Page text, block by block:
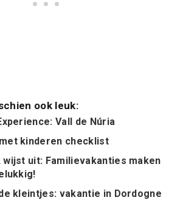
ook leuk:
Vall de Núria
kinderen checklist
wijst uit: Familievakanties maken
kleintjes: vakantie in Dordogne